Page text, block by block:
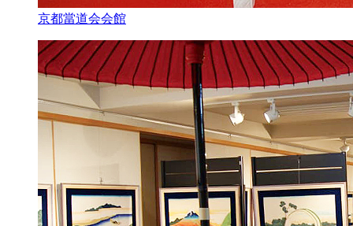
京都當道会会館